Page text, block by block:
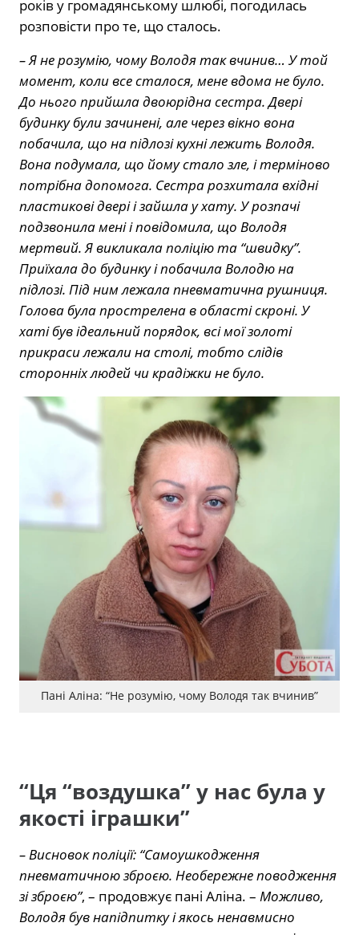
років у громадянському шлюбі, погодилась
розповісти про те, що сталось.
– Я не розумію, чому Володя так вчинив… У той
момент, коли все сталося, мене вдома не було.
До нього прийшла двоюрідна сестра. Двері
будинку були зачинені, але через вікно вона
побачила, що на підлозі кухні лежить Володя.
Вона подумала, що йому стало зле, і терміново
потрібна допомога. Сестра розхитала вхідні
пластикові двері і зайшла у хату. У розпачі
подзвонила мені і повідомила, що Володя
мертвий. Я викликала поліцію та “швидку”.
Приїхала до будинку і побачила Володю на
підлозі. Під ним лежала пневматична рушниця.
Голова була прострелена в області скроні. У
хаті був ідеальний порядок, всі мої золоті
прикраси лежали на столі, тобто слідів
сторонніх людей чи крадіжки не було.
Пані Аліна: “Не розумію, чому Володя так вчинив”
“Ця “воздушка” у нас була у
якості іграшки”
– Висновок поліції: “Самоушкодження
пневматичною зброєю. Необережне поводження
зі зброєю”, – продовжує пані Аліна. – Можливо,
Володя був напідпитку і якось ненавмисно